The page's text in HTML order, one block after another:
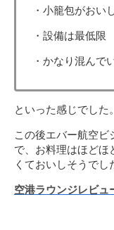
・小籠包がおい
・設備は最低限
・かなり混んで
といった感じでした。
この後エバー航空
で、お料理はほどほ
くておいしそうでし
空港ラウンジレビュ